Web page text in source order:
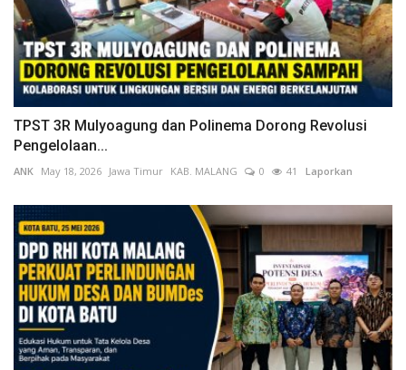
TPST 3R Mulyoagung dan Polinema Dorong Revolusi
Pengelolaan...
ANK May 18, 2026 Jawa Timur KAB. MALANG 0 41 Laporkan